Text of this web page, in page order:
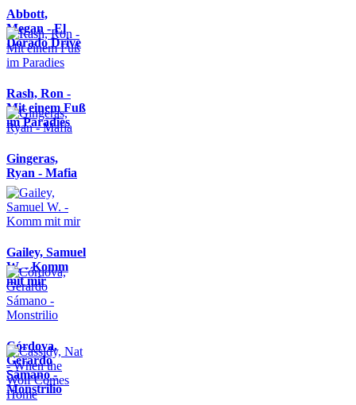
Abbott,
Megan - El
Dorado Drive
Rash, Ron -
Mit einem Fuß
im Paradies
Gingeras,
Ryan - Mafia
Gailey, Samuel
W. - Komm
mit mir
Córdova,
Gerardo
Sámano -
Monstrilio